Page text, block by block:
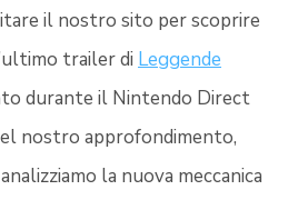
il nostro sito per scoprire
trailer di Leggende
durante il Nintendo Direct
nostro approfondimento,
analizziamo la nuova meccanica